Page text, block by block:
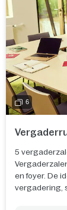
6
5
en foyer. De
vergadering,